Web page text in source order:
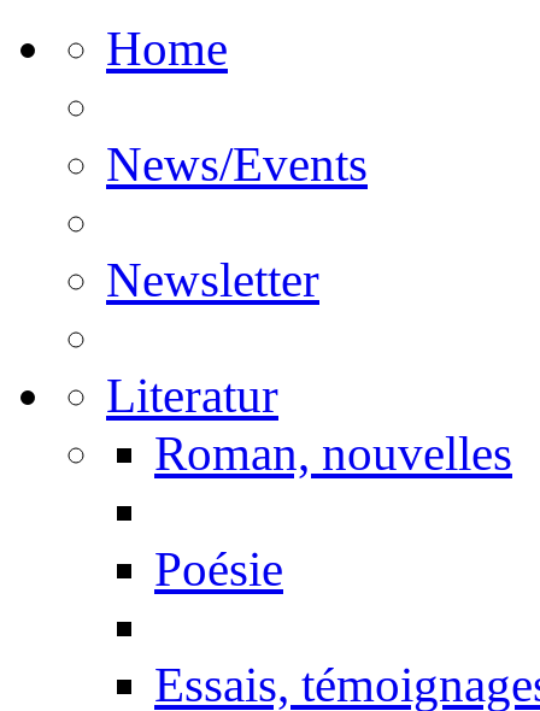
Home
News/Events
Newsletter
Literatur
Roman, nouvelles
Poésie
Essais,